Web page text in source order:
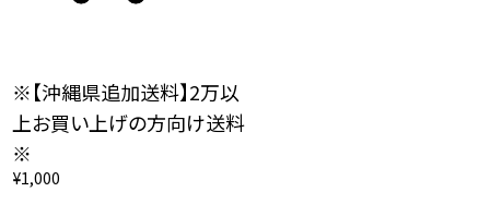
※【沖縄県追加送料】2万以
上お買い上げの方向け送料
※
¥1,000